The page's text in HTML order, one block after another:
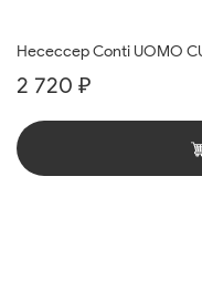
Несессер Conti UOMO
2 720 ₽